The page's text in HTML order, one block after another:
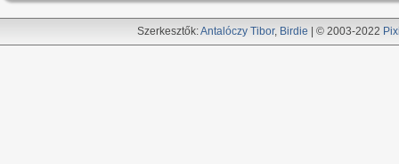
Szerkesztők:Antalóczy Tibor, Birdie | © 2003-2022